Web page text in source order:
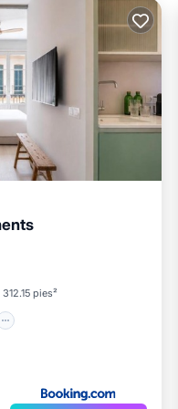
Merced tiene lugares
lugares para visitar y
312.15 pies²